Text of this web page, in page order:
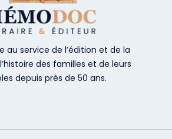
au service de l’édition et de la
des familles et de leurs
depuis près de 50 ans.